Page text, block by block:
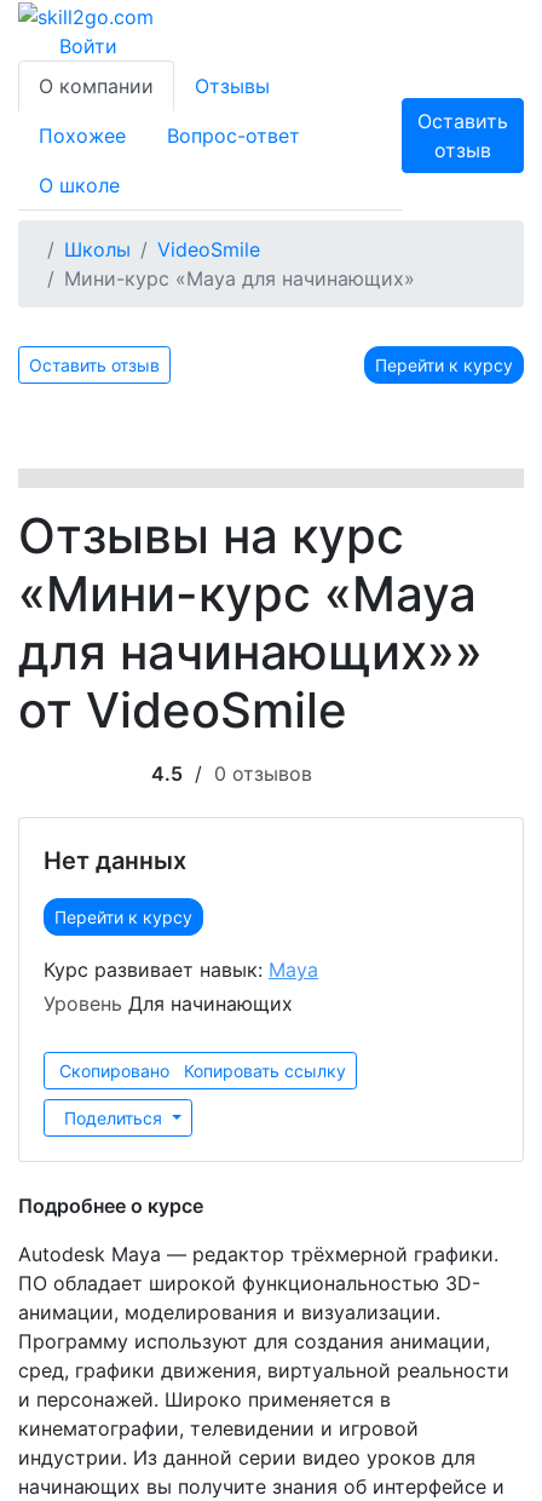
Войти
О компании
Отзывы
Похожее Вопрос-ответ
О школе
Оставить
отзыв
Школы
VideoSmile
Мини-курс «Maya для начинающих»
Оставить отзыв Перейти к курсу
Отзывы на курс
«Мини-курс «Maya
для начинающих»»
от VideoSmile
4.5 / 0 отзывов
Нет данных
Перейти к курсу
Курс развивает навык: Maya
Уровень Для начинающих
Скопировано Копировать ссылку
Поделиться
Подробнее о курсе
Autodesk Maya — редактор трёхмерной графики.
ПО обладает широкой функциональностью 3D-
анимации, моделирования и визуализации.
Программу используют для создания анимации,
сред, графики движения, виртуальной реальности
и персонажей. Широко применяется в
кинематографии, телевидении и игровой
индустрии. Из данной серии видео уроков для
начинающих вы получите знания об интерфейсе и